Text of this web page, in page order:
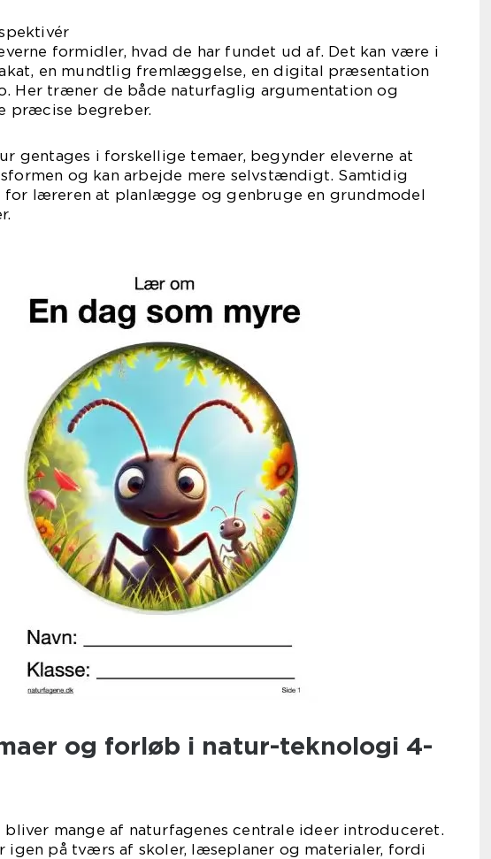
formidler, hvad de har fundet ud af. Det kan være i
en mundtlig fremlæggelse, en digital præsentation
Her træner de både naturfaglig argumentation og
præcise begreber.
gentages i forskellige temaer, begynder eleverne at
og kan arbejde mere selvstændigt. Samtidig
læreren at planlægge og genbruge en grundmodel
og forløb i natur-teknologi 4-
bliver mange af naturfagenes centrale ideer introduceret.
igen på tværs af skoler, læseplaner og materialer, fordi